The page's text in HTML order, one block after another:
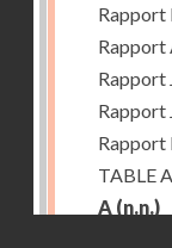
Rapport
Rapport
Rapport
Rapport
Rapport
TABLE
A (n.n.)